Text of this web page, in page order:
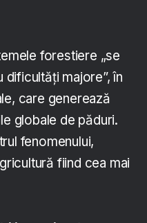
forestiere „se
majore”, în
care generează
globale de păduri.
fenomenului,
fiind cea mai